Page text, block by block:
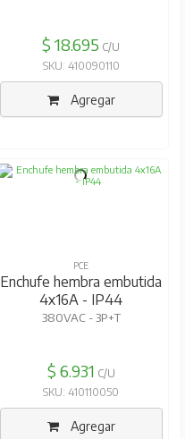
$ 18.695 C/U
SKU: 410090110
Agregar
PCE
Enchufe hembra embutida
4x16A - IP44
380VAC - 3P+T
$ 6.931 C/U
SKU: 410110050
Agregar